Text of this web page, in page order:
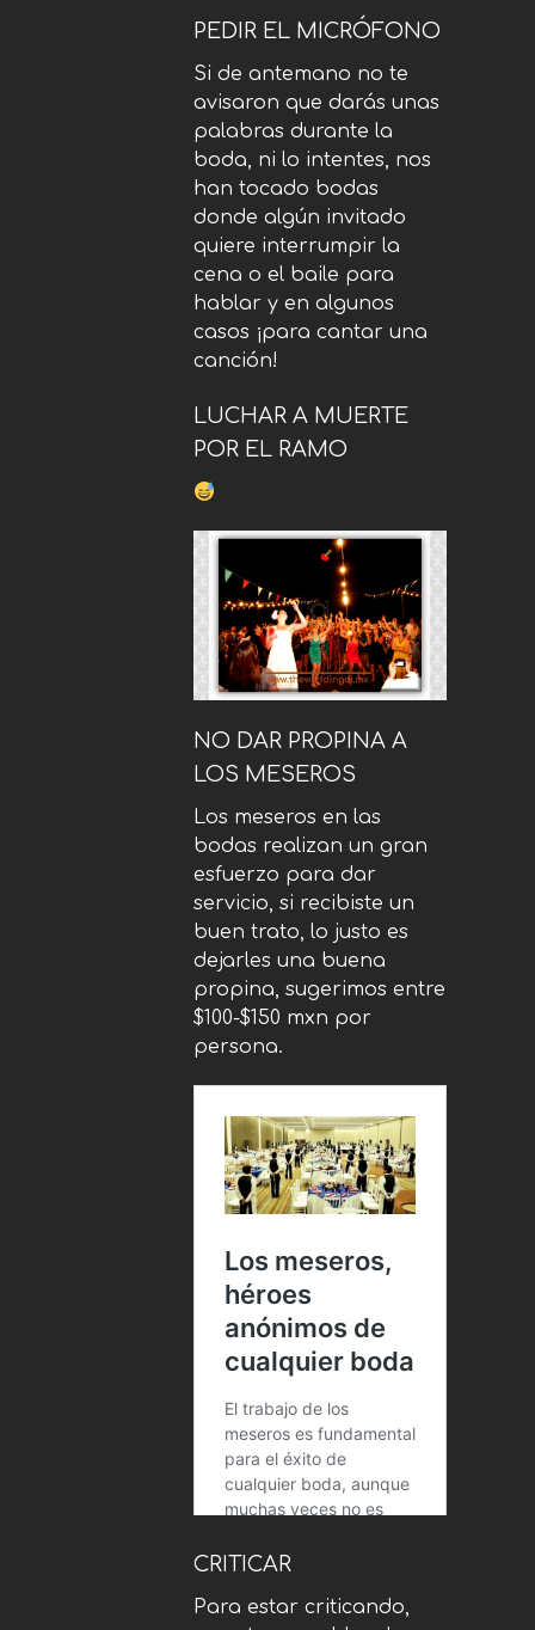
PEDIR EL MICRÓFONO
Si de antemano no te
avisaron que darás unas
palabras durante la
boda, ni lo intentes, nos
han tocado bodas
donde algún invitado
quiere interrumpir la
cena o el baile para
hablar y en algunos
casos ¡para cantar una
canción!
LUCHAR A MUERTE
POR EL RAMO
NO DAR PROPINA A
LOS MESEROS
Los meseros en las
bodas realizan un gran
esfuerzo para dar
servicio, si recibiste un
buen trato, lo justo es
dejarles una buena
propina, sugerimos entre
$100-$150 mxn por
persona.
CRITICAR
Para estar criticando,